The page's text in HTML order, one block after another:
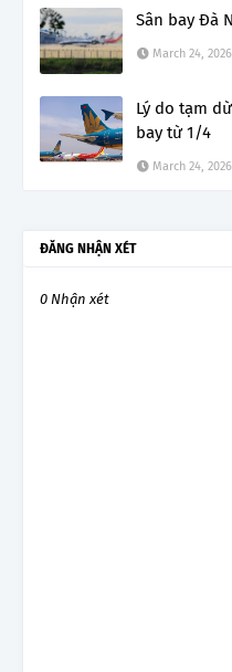
Sân bay Đà
March 24, 2026
Lý do tạm
bay từ 1/4
March 24, 2026
ĐĂNG NHẬN XÉT
0 Nhận xét